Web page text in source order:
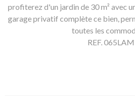
profiterez d'un jardin de 30 m² avec
garage privatif complète ce bien,
toutes les
REF. 065LAM